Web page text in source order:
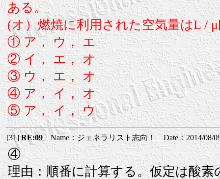
ある。
(オ）燃焼に利用された空気量はL /
① ア， ウ， エ
② イ， エ， オ
③ ウ， エ， オ
④ ア， イ， オ
⑤ ア， イ， ウ
[31]RE:09Name：ジェネラリスト志向！ Date：2014/08/
④
理由：順番に計算する。仮定は酸素